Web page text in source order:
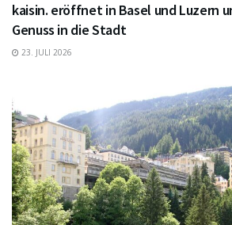
kaisin. eröffnet in Basel und Luzern
Genuss in die Stadt
23. JULI 2026